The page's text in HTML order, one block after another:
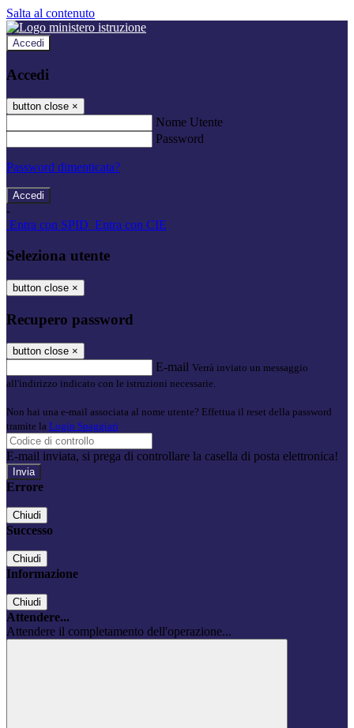
Salta al contenuto
Accedi
Accedi
button close ×
Nome Utente
Password
Password dimenticata?
-
Entra con SPID Entra con CIE
Seleziona utente
button close ×
Recupero password
button close ×
E-mail Verrà inviato un messaggio
all'indirizzo indicato con le istruzioni necessarie.
Non hai una e-mail associata al nome utente? Effettua il reset della password
tramite la Login Spaggiari
E-mail inviata, si prega di controllare la casella di posta elettronica!
Errore
Chiudi
Successo
Chiudi
Informazione
Chiudi
Attendere...
Attendere il completamento dell'operazione...